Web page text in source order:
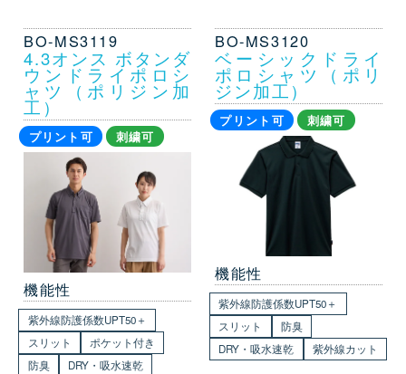
BO-MS3119
4.3オンス ボタンダ
ウンドライポロシ
ャツ（ポリジン加
工）
プリント可 刺繍可
機能性
紫外線防護係数UPT50＋
スリット
ポケット付き
防臭
DRY・吸水速乾
BO-MS3120
ベーシックドライ
ポロシャツ（ポリ
ジン加工）
プリント可 刺繍可
機能性
紫外線防護係数UPT50＋
スリット
防臭
DRY・吸水速乾
紫外線カット